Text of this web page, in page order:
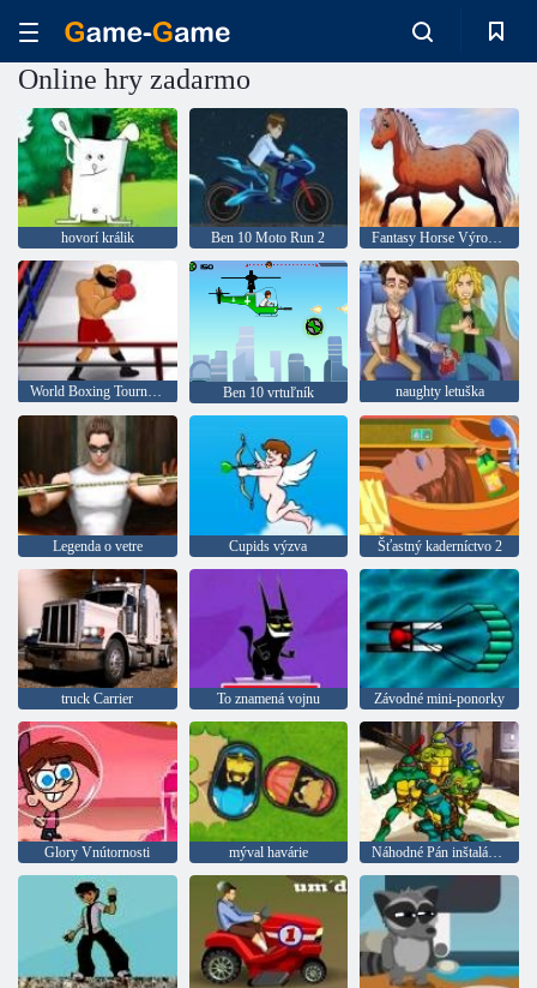
Online hry zadarmo
hovorí králik Ben 10 Moto Run 2 Fantasy Horse Výrobca
World Boxing Tournament Ben 10 vrtuľník naughty letuška
Legenda o vetre Cupids výzva Šťastný kaderníctvo 2
truck Carrier To znamená vojnu Závodné mini-ponorky
Glory Vnútornosti mýval havárie